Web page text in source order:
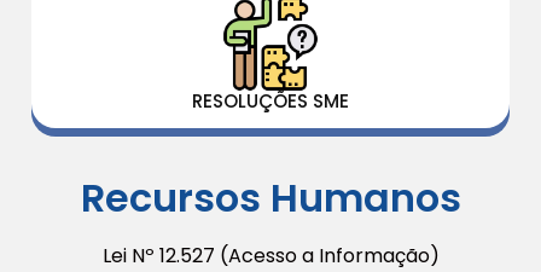
RESOLUÇÕES SME
Recursos Humanos
Lei Nº 12.527 (Acesso a Informação)